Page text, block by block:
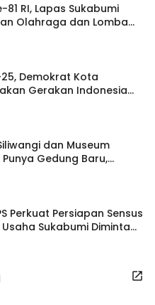
81 RI, Lapas Sukabumi
Olahraga dan Lomba
Demokrat Kota
Gerakan Indonesia
Masjid Agung
dan Museum
Gedung Baru,
Dipisahkan
Perkuat Persiapan Sensus
Sukabumi Diminta